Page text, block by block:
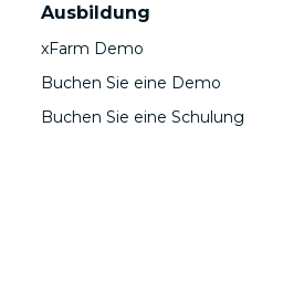
Ausbildung
xFarm Demo
Buchen Sie eine Demo
Buchen Sie eine Schulung